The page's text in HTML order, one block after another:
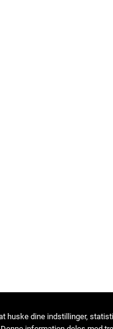
huske dine indstillinger,